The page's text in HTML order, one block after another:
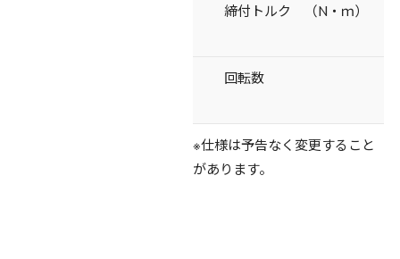
締付トルク （N・ｍ）
回転数
※仕様は予告なく変更すること
があります。